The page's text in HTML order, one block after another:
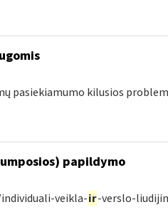
pasiekiamumo kilusios
papildymo
veikla-ir-verslo-